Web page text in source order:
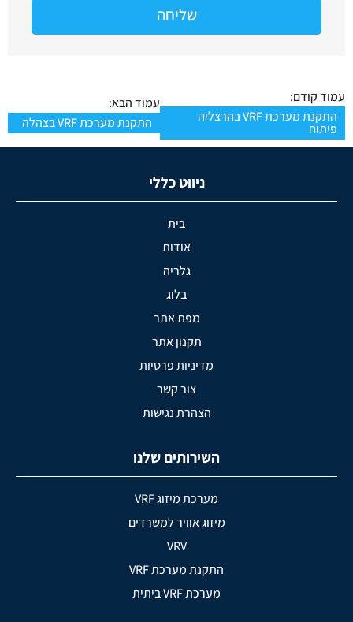
עמוד קודם:
התקנת מערכת VRF בהרצליה
פיתוח
עמוד הבא:
התקנת מערכת VRF בצהלה
ניווט כללי
בית
אודות
גלריה
בלוג
מפת אתר
תקנון אתר
מדיניות פרטיות
צור קשר
הצהרת נגישות
השירותים שלנו
מערכת מיזוג VRF
מיזוג אוויר למשרדים
VRV
התקנת מערכת VRF
מערכת VRF ביתית